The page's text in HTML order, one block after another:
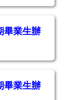
畢業生辦
畢業生辦